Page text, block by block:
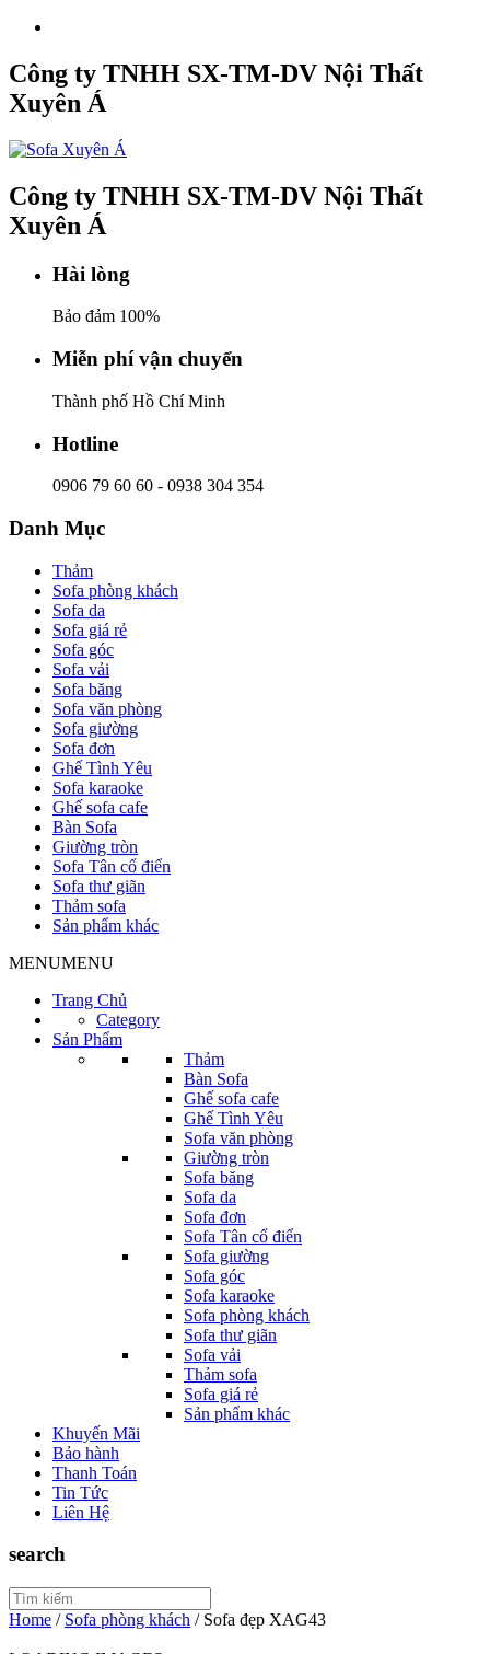
Công ty TNHH SX-TM-DV Nội Thất
Xuyên Á
Công ty TNHH SX-TM-DV Nội Thất
Xuyên Á
Hài lòng
Bảo đảm 100%
Miễn phí vận chuyển
Thành phố Hồ Chí Minh
Hotline
0906 79 60 60 - 0938 304 354
Danh Mục
Thảm
Sofa phòng khách
Sofa da
Sofa giá rẻ
Sofa góc
Sofa vải
Sofa băng
Sofa văn phòng
Sofa giường
Sofa đơn
Ghế Tình Yêu
Sofa karaoke
Ghế sofa cafe
Bàn Sofa
Giường tròn
Sofa Tân cổ điển
Sofa thư giãn
Thảm sofa
Sản phẩm khác
MENUMENU
Trang Chủ
Category
Sản Phẩm
Thảm
Bàn Sofa
Ghế sofa cafe
Ghế Tình Yêu
Sofa văn phòng
Giường tròn
Sofa băng
Sofa da
Sofa đơn
Sofa Tân cổ điển
Sofa giường
Sofa góc
Sofa karaoke
Sofa phòng khách
Sofa thư giãn
Sofa vải
Thảm sofa
Sofa giá rẻ
Sản phẩm khác
Khuyến Mãi
Bảo hành
Thanh Toán
Tin Tức
Liên Hệ
search
Home / Sofa phòng khách / Sofa đẹp XAG43